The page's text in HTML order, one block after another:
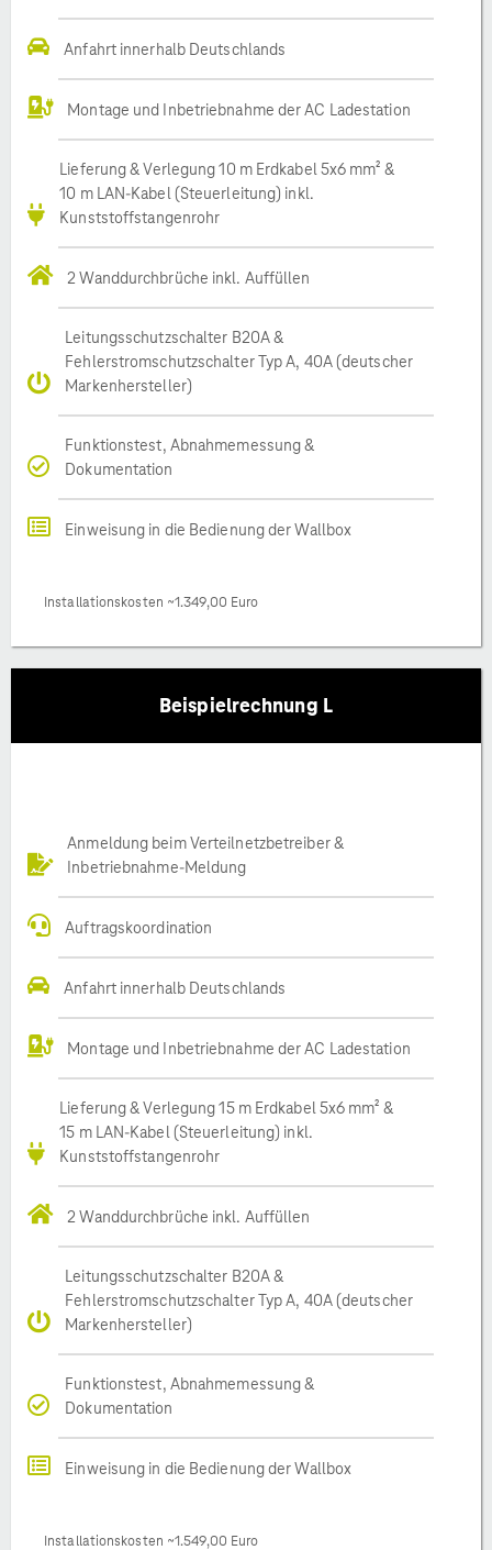
Anfahrt innerhalb Deutschlands
Montage und Inbetriebnahme der AC Ladestation
Lieferung & Verlegung 10 m Erdkabel 5x6 mm² &
10 m LAN-Kabel (Steuerleitung) inkl.
Kunststoffstangenrohr
2 Wanddurchbrüche inkl. Auffüllen
Leitungsschutzschalter B20A &
Fehlerstromschutzschalter Typ A, 40A (deutscher
Markenhersteller)
Funktionstest, Abnahmemessung &
Dokumentation
Einweisung in die Bedienung der Wallbox
Installationskosten ~1.349,00 Euro
Beispielrechnung L
Anmeldung beim Verteilnetzbetreiber &
Inbetriebnahme-Meldung
Auftragskoordination
Anfahrt innerhalb Deutschlands
Montage und Inbetriebnahme der AC Ladestation
Lieferung & Verlegung 15 m Erdkabel 5x6 mm² &
15 m LAN-Kabel (Steuerleitung) inkl.
Kunststoffstangenrohr
2 Wanddurchbrüche inkl. Auffüllen
Leitungsschutzschalter B20A &
Fehlerstromschutzschalter Typ A, 40A (deutscher
Markenhersteller)
Funktionstest, Abnahmemessung &
Dokumentation
Einweisung in die Bedienung der Wallbox
Installationskosten ~1.549,00 Euro